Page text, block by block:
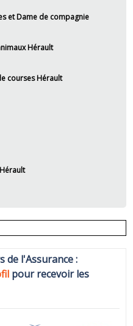
et Dame de compagnie
Hérault
courses Hérault
de l'Assurance :
l pour recevoir les